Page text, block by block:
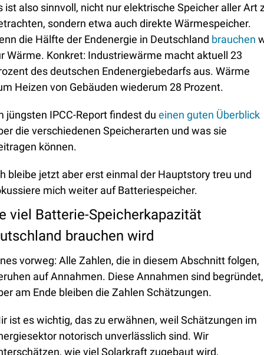
ist also sinnvoll, nicht nur elektrische Speicher aller Art
sondern etwa auch direkte Wärmespeicher.
die Hälfte der Endenergie in Deutschland brauchen
Wärme. Konkret: Industriewärme macht aktuell 23
des deutschen Endenergiebedarfs aus. Wärme
Heizen von Gebäuden wiederum 28 Prozent.
jüngsten IPCC-Report findest du einen guten Überblick
die verschiedenen Speicherarten und was sie
können.
bleibe jetzt aber erst einmal der Hauptstory treu und
mich weiter auf Batteriespeicher.
viel Batterie-Speicherkapazität
brauchen wird
vorweg: Alle Zahlen, die in diesem Abschnitt folgen,
auf Annahmen. Diese Annahmen sind begründet,
am Ende bleiben die Zahlen Schätzungen.
ist es wichtig, das zu erwähnen, weil Schätzungen im
notorisch unverlässlich sind. Wir
wie viel Solarkraft zugebaut wird,